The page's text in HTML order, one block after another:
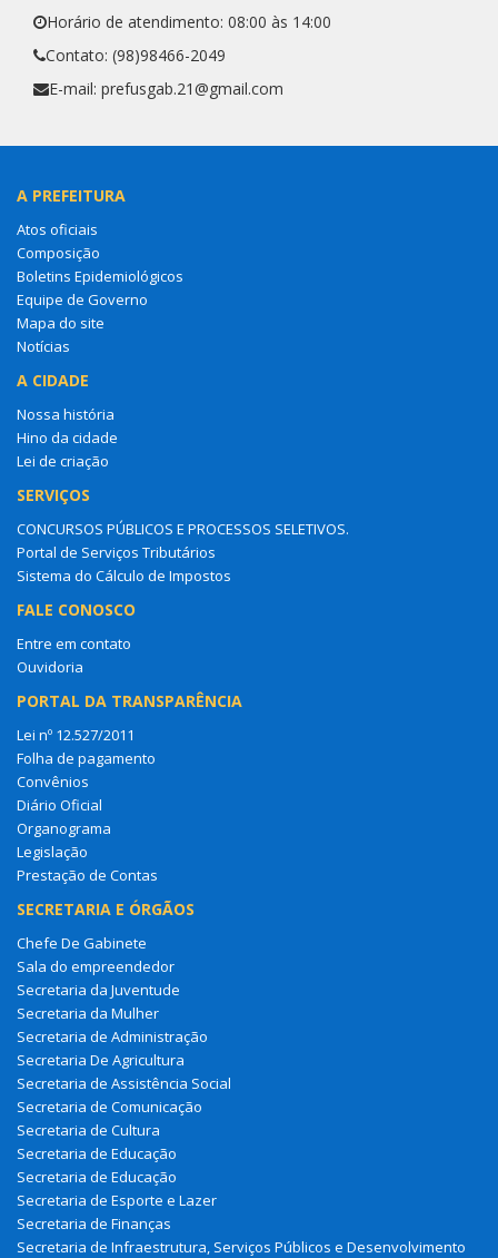
Horário de atendimento: 08:00 às 14:00
Contato: (98)98466-2049
E-mail: prefusgab.21@gmail.com
A PREFEITURA
Atos oficiais
Composição
Boletins Epidemiológicos
Equipe de Governo
Mapa do site
Notícias
A CIDADE
Nossa história
Hino da cidade
Lei de criação
SERVIÇOS
CONCURSOS PÚBLICOS E PROCESSOS SELETIVOS.
Portal de Serviços Tributários
Sistema do Cálculo de Impostos
FALE CONOSCO
Entre em contato
Ouvidoria
PORTAL DA TRANSPARÊNCIA
Lei nº 12.527/2011
Folha de pagamento
Convênios
Diário Oficial
Organograma
Legislação
Prestação de Contas
SECRETARIA E ÓRGÃOS
Chefe De Gabinete
Sala do empreendedor
Secretaria da Juventude
Secretaria da Mulher
Secretaria de Administração
Secretaria De Agricultura
Secretaria de Assistência Social
Secretaria de Comunicação
Secretaria de Cultura
Secretaria de Educação
Secretaria de Educação
Secretaria de Esporte e Lazer
Secretaria de Finanças
Secretaria de Infraestrutura, Serviços Públicos e Desenvolvimento